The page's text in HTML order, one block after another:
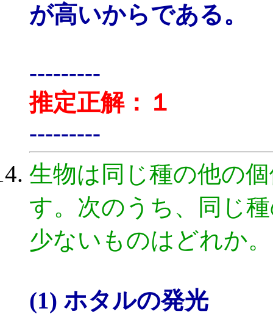
が高いからである。
---------
推定正解：１
---------
生物は同じ種の他の
す。次のうち、同じ
少ないものはどれか。
(1) ホタルの